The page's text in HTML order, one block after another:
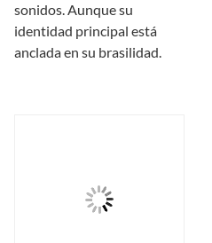
sonidos. Aunque su
identidad principal está
anclada en su brasilidad.